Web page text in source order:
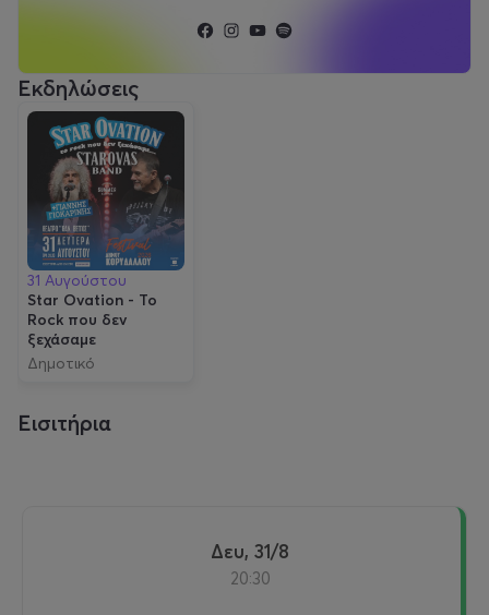
Εκδηλώσεις
31 Αυγούστου
Star Ovation - Το
Rock που δεν
ξεχάσαμε
Δημοτικό
Εισιτήρια
Δευ, 31/8
20:30